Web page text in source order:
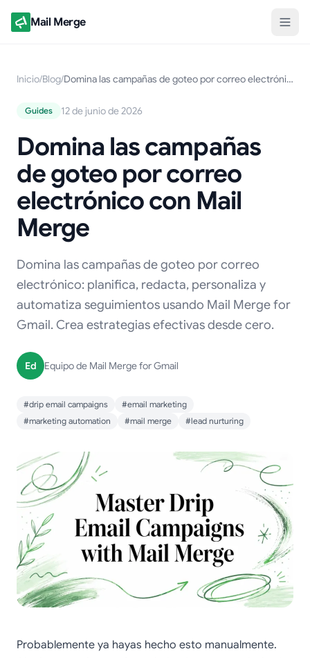
Mail Merge
Inicio/Blog/ Domina las campañas de goteo por correo electrónico con Mail Merge
Guides 12 de junio de 2026
Domina las campañas
de goteo por correo
electrónico con Mail
Merge
Domina las campañas de goteo por correo
electrónico: planifica, redacta, personaliza y
automatiza seguimientos usando Mail Merge for
Gmail. Crea estrategias efectivas desde cero.
Ed Equipo de Mail Merge for Gmail
#drip email campaigns
#email marketing
#marketing automation
#mail merge #lead nurturing
Probablemente ya hayas hecho esto manualmente.